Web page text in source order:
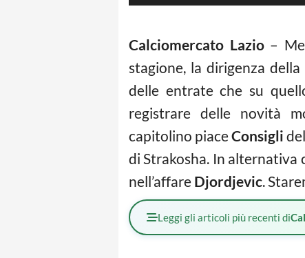
Calciomercato Lazio–
stagione, la dirigenza della
delle entrate che su
registrare delle novità
capitolino piaceConsigli
di Strakosha. In alternativa
nell’affare Djordjevic.
Leggi gli articoli più recenti di